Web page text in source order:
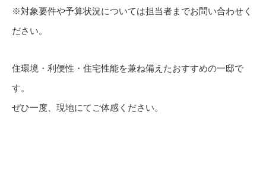
※対象要件や予算状況については担当者までお問い合わせく
ださい。
住環境・利便性・住宅性能を兼ね備えたおすすめの一邸で
す。
ぜひ一度、現地にてご体感ください。